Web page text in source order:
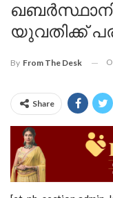
യുവതിക്ക്
By From The Desk
Share